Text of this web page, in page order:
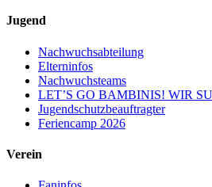
Jugend
Nachwuchsabteilung
Elterninfos
Nachwuchsteams
LET’S GO BAMBINIS! WIR
Jugendschutzbeauftragter
Feriencamp 2026
Verein